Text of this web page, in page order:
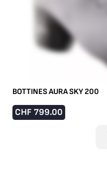
BOTTINES AURA SKY 200
CHF 799.00